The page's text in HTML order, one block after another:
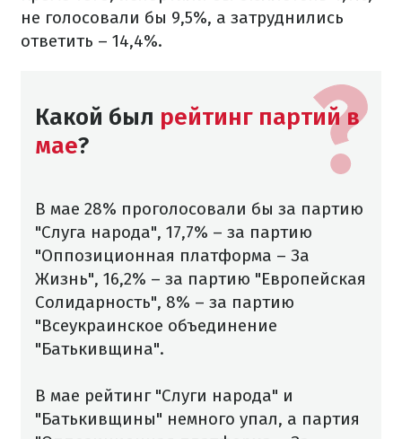
не голосовали бы 9,5%, а затруднились
ответить – 14,4%.
Какой был рейтинг партий в
мае?
В мае 28% проголосовали бы за партию
"Слуга народа", 17,7% – за партию
"Оппозиционная платформа – За
Жизнь", 16,2% – за партию "Европейская
Солидарность", 8% – за партию
"Всеукраинское объединение
"Батькивщина".
В мае рейтинг "Слуги народа" и
"Батькивщины" немного упал, а партия